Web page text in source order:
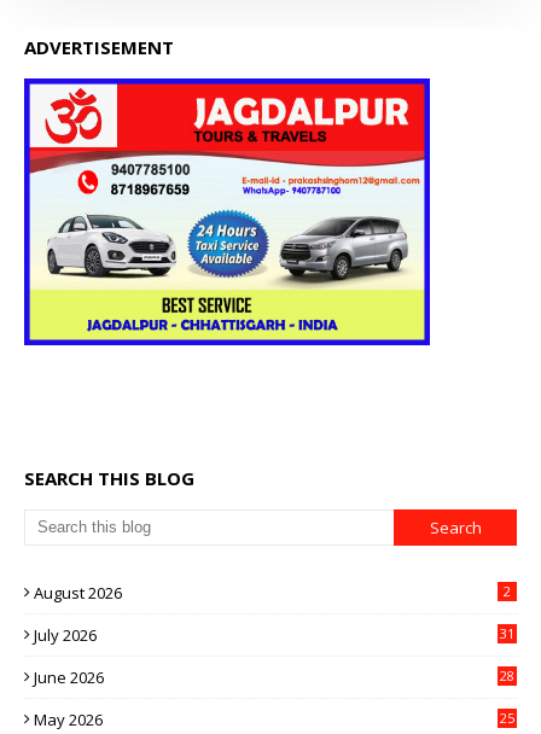
ADVERTISEMENT
SEARCH THIS BLOG
August 2026 2
July 2026 31
June 2026 28
May 2026 25